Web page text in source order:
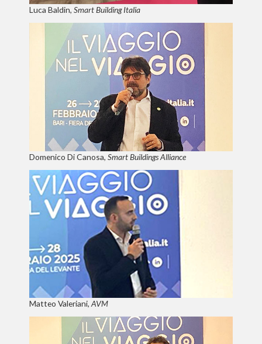
Luca Baldin, Smart Building Italia
Domenico Di Canosa, Smart Buildings Alliance
Matteo Valeriani, AVM